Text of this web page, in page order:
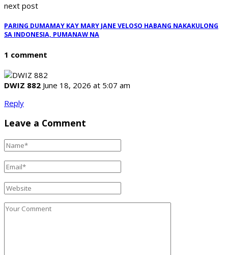
next post
PARING DUMAMAY KAY MARY JANE VELOSO HABANG NAKAKULONG
SA INDONESIA, PUMANAW NA
1 comment
DWIZ 882 June 18, 2026 at 5:07 am
Reply
Leave a Comment